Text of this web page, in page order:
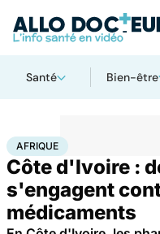
Santé Bien-être
AccueilSanté
AFRIQUE
Côte d'Ivoire :
s'engagent
médicaments